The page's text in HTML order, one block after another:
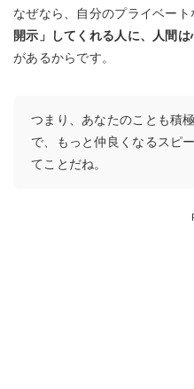
なぜなら、自分のプライベー
開示」してくれる人に、人間
があるからです。
つまり、あなたのことも積
で、もっと仲良くなるスピ
てことだね。